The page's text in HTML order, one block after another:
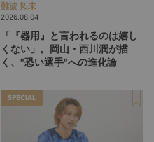
難波 拓未
2026.08.04
「『器用』と言われるのは嬉し
くない」。岡山・西川潤が描
く、"恐い選手"への進化論
SPECIAL